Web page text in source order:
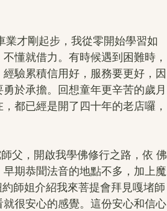
業才剛起步，我從零開始學習如
懂就借力。有時候遇到困難時，
驗累積信用好，服務要更好，因
於承擔。回想童年更辛苦的歲月
都已經是開了四十年的老店囉，
師父，開啟我學佛修行之路，依 佛
期恭聞法音的地點不多，加上魔
師姐介紹我來菩提會拜見嘎堵師
很安心的感覺。這份安心和信心